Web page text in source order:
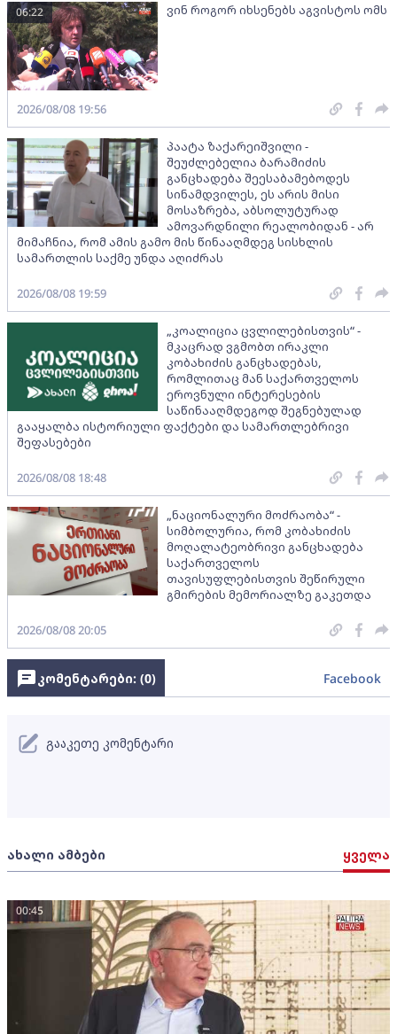
ვინ როგორ იხსენებს აგვისტოს ომს
06:22
2026/08/08 19:56
პაატა ზაქარეიშვილი -
შეუძლებელია ბარამიძის
განცხადება შეესაბამებოდეს
სინამდვილეს, ეს არის მისი
მოსაზრება, აბსოლუტურად
ამოვარდნილი რეალობიდან - არ
მიმაჩნია, რომ ამის გამო მის წინააღმდეგ სისხლის
სამართლის საქმე უნდა აღიძრას
2026/08/08 19:59
„კოალიცია ცვლილებისთვის“ -
მკაცრად ვგმობთ ირაკლი
კობახიძის განცხადებას,
რომლითაც მან საქართველოს
ეროვნული ინტერესების
საწინააღმდეგოდ შეგნებულად
გააყალბა ისტორიული ფაქტები და სამართლებრივი
შეფასებები
2026/08/08 18:48
„ნაციონალური მოძრაობა“ -
სიმბოლურია, რომ კობახიძის
მოღალატეობრივი განცხადება
საქართველოს
თავისუფლებისთვის შეწირული
გმირების მემორიალზე გაკეთდა
2026/08/08 20:05
ახალი ამბები ყველა
00:45
კომენტარები: (0) Facebook
გააკეთე კომენტარი